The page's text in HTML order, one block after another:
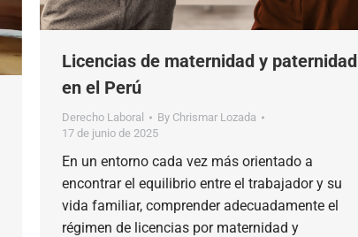
Licencias de maternidad y paternidad
en el Perú
Derecho Laboral By Chrismar Lozada
17 de junio de 2025
En un entorno cada vez más orientado a
encontrar el equilibrio entre el trabajador y su
vida familiar, comprender adecuadamente el
régimen de licencias por maternidad y